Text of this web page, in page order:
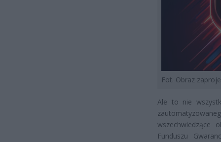
Fot. Obraz
Ale to nie
wszechwiedzące
Funduszu